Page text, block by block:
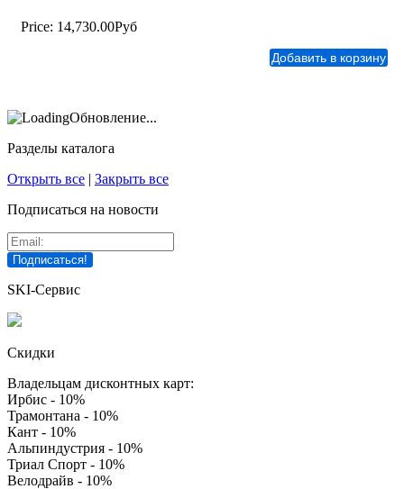
Price: 14,730.00Руб
Обновление...
Разделы каталога
Открыть все | Закрыть все
Подписаться на новости
SKI-Сервис
Скидки
Владельцам дисконтных карт:
Ирбис - 10%
Трамонтана - 10%
Кант - 10%
Альпиндустрия - 10%
Триал Спорт - 10%
Велодрайв - 10%